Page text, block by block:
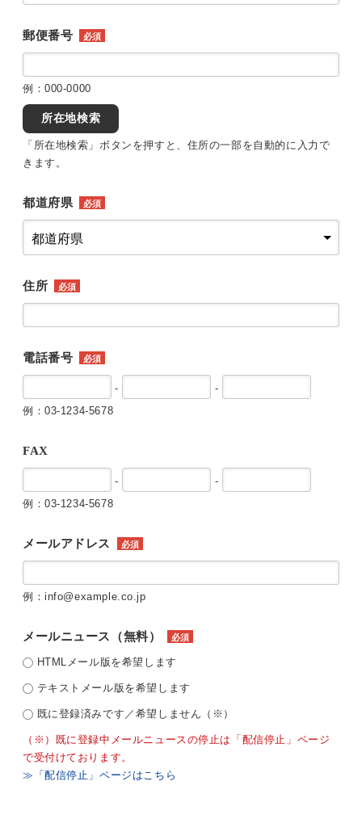
郵便番号 必須
例：000-0000
所在地検索
「所在地検索」ボタンを押すと、住所の一部を自動的に入力で
きます。
都道府県 必須
住所 必須
電話番号 必須
-
-
例：03-1234-5678
FAX
-
-
例：03-1234-5678
メールアドレス 必須
例：info@example.co.jp
メールニュース（無料） 必須
HTMLメール版を希望します
テキストメール版を希望します
既に登録済みです／希望しません（※）
（※）既に登録中メールニュースの停止は「配信停止」ページ
で受付けております。
≫「配信停止」ページはこちら